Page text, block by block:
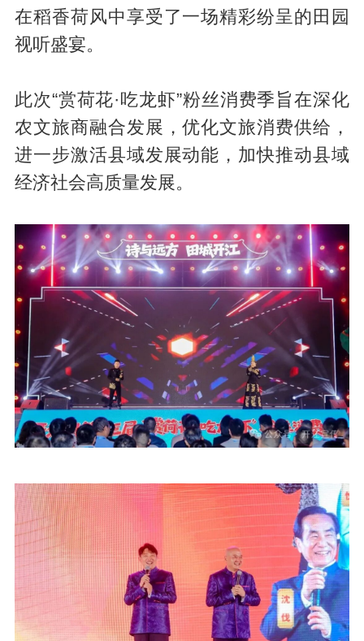
在稻香荷风中享受了一场精彩纷呈的田园
视听盛宴。
此次“赏荷花·吃龙虾”粉丝消费季旨在深化
农文旅商融合发展，优化文旅消费供给，
进一步激活县域发展动能，加快推动县域
经济社会高质量发展。